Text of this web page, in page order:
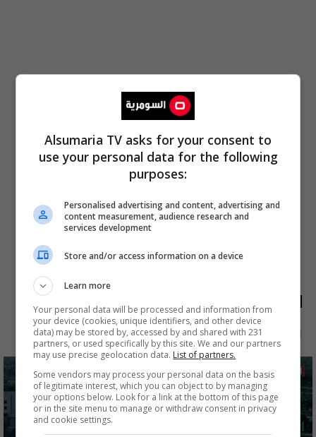
الأكثر قراءة
الآن 48 ساعة 7 أيام شهر
Alsumaria TV asks for your consent to
use your personal data for the following
purposes:
Personalised advertising and content, advertising and
content measurement, audience research and
services development
Store and/or access information on a device
Learn more
Your personal data will be processed and information from
your device (cookies, unique identifiers, and other device
data) may be stored by, accessed by and shared with 231
partners, or used specifically by this site. We and our partners
may use precise geolocation data. List of partners.
Some vendors may process your personal data on the basis
of legitimate interest, which you can object to by managing
your options below. Look for a link at the bottom of this page
or in the site menu to manage or withdraw consent in privacy
and cookie settings.